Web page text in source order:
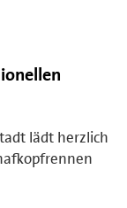
lädt herzlich